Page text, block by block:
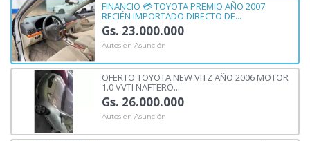
FINANCIO 💳 TOYOTA PREMIO AÑO 2007
RECIÉN IMPORTADO DIRECTO DE...
Gs. 23.000.000
Autos en Asunción
OFERTO TOYOTA NEW VITZ AÑO 2006 MOTOR
1.0 VVTI NAFTERO...
Gs. 26.000.000
Autos en Asunción